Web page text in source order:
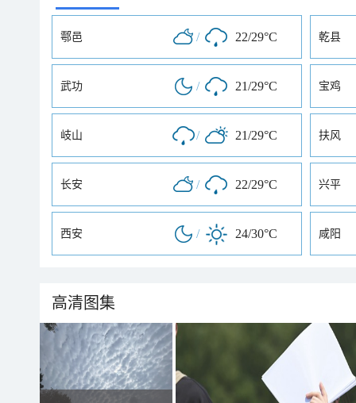
鄠邑 / 22/29°C 乾县
武功 / 21/29°C 宝鸡
岐山 / 21/29°C 扶风
长安 / 22/29°C 兴平
西安 / 24/30°C 咸阳
高清图集